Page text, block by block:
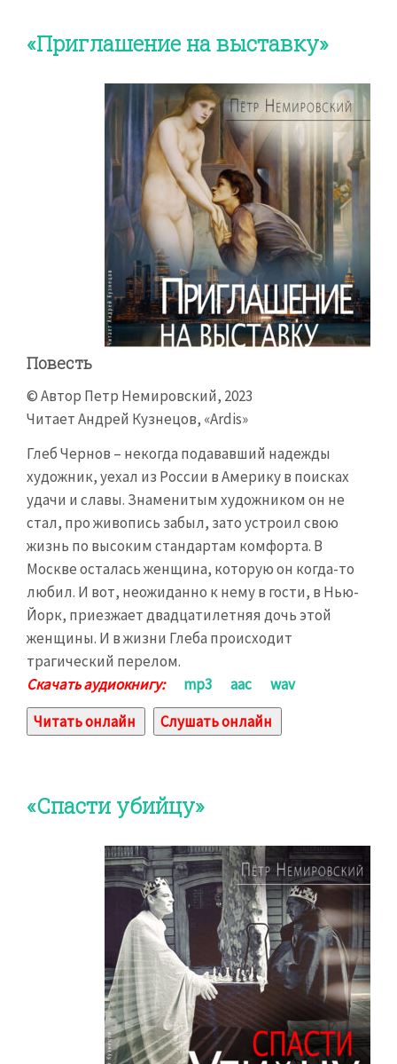
«Приглашение на выставку»
Повесть
© Автор Петр Немировский, 2023
Читает Андрей Кузнецов, «Ardis»
Глеб Чернов – некогда подававший надежды
художник, уехал из России в Америку в поисках
удачи и славы. Знаменитым художником он не
стал, про живопись забыл, зато устроил свою
жизнь по высоким стандартам комфорта. В
Москве осталась женщина, которую он когда-то
любил. И вот, неожиданно к нему в гости, в Нью-
Йорк, приезжает двадцатилетняя дочь этой
женщины. И в жизни Глеба происходит
трагический перелом.
Скачать аудиокнигу: mp3 aac
wav
Читать онлайн
Слушать онлайн
«Спасти убийцу»